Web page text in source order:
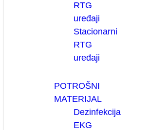
RTG
uređaji
Stacionarni
RTG
uređaji
POTROŠNI
MATERIJAL
Dezinfekcija
EKG